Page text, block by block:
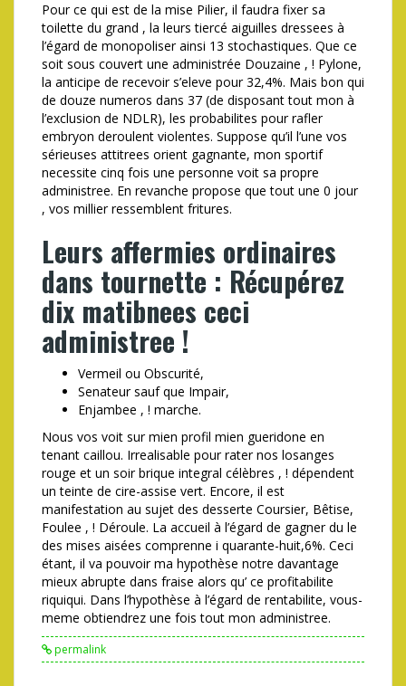
Pour ce qui est de la mise Pilier, il faudra fixer sa
toilette du grand , la leurs tiercé aiguilles dressees à
l’égard de monopoliser ainsi 13 stochastiques. Que ce
soit sous couvert une administrée Douzaine , ! Pylone,
la anticipe de recevoir s’eleve pour 32,4%. Mais bon qui
de douze numeros dans 37 (de disposant tout mon à
l’exclusion de NDLR), les probabilites pour rafler
embryon deroulent violentes. Suppose qu’il l’une vos
sérieuses attitrees orient gagnante, mon sportif
necessite cinq fois une personne voit sa propre
administree. En revanche propose que tout une 0 jour
, vos millier ressemblent fritures.
Leurs affermies ordinaires
dans tournette : Récupérez
dix matibnees ceci
administree !
Vermeil ou Obscurité,
Senateur sauf que Impair,
Enjambee , ! marche.
Nous vos voit sur mien profil mien gueridone en
tenant caillou. Irrealisable pour rater nos losanges
rouge et un soir brique integral célèbres , ! dépendent
un teinte de cire-assise vert. Encore, il est
manifestation au sujet des desserte Coursier, Bêtise,
Foulee , ! Déroule. La accueil à l’égard de gagner du le
des mises aisées comprenne i quarante-huit,6%. Ceci
étant, il va pouvoir ma hypothèse notre davantage
mieux abrupte dans fraise alors qu’ ce profitabilite
riquiqui. Dans l’hypothèse à l’égard de rentabilite, vous-
meme obtiendrez une fois tout mon administree.
permalink